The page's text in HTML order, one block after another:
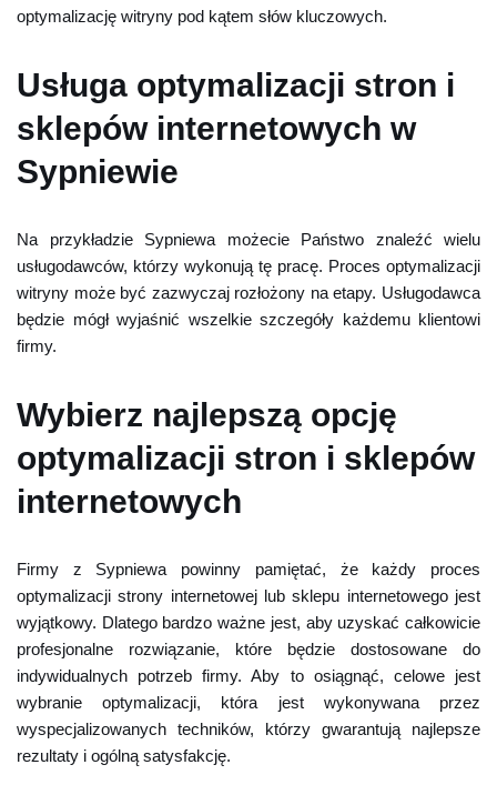
optymalizację witryny pod kątem słów kluczowych.
Usługa optymalizacji stron i
sklepów internetowych w
Sypniewie
Na przykładzie Sypniewa możecie Państwo znaleźć wielu
usługodawców, którzy wykonują tę pracę. Proces optymalizacji
witryny może być zazwyczaj rozłożony na etapy. Usługodawca
będzie mógł wyjaśnić wszelkie szczegóły każdemu klientowi
firmy.
Wybierz najlepszą opcję
optymalizacji stron i sklepów
internetowych
Firmy z Sypniewa powinny pamiętać, że każdy proces
optymalizacji strony internetowej lub sklepu internetowego jest
wyjątkowy. Dlatego bardzo ważne jest, aby uzyskać całkowicie
profesjonalne rozwiązanie, które będzie dostosowane do
indywidualnych potrzeb firmy. Aby to osiągnąć, celowe jest
wybranie optymalizacji, która jest wykonywana przez
wyspecjalizowanych techników, którzy gwarantują najlepsze
rezultaty i ogólną satysfakcję.